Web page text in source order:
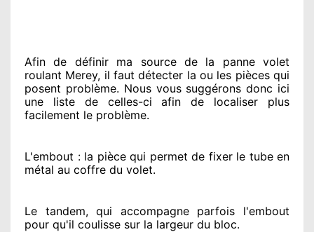
Afin de définir ma sourcede la panne volet
roulant Merey, il faut détecter la ou les pièces qui
posent problème. Nous vous suggérons donc ici
une liste de celles-ci afin de localiser plus
facilement le problème.
L'embout : la pièce qui permet de fixer le tube en
métal au coffre du volet.
Le tandem, qui accompagne parfois l'embout
pour qu'il coulisse sur la largeur du bloc.